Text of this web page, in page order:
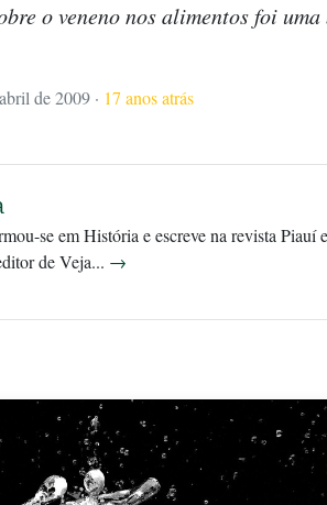
o veneno nos alimentos foi
de 2009 · 17 anos atrás
se em História e escreve na revista Piauí
de Veja... →